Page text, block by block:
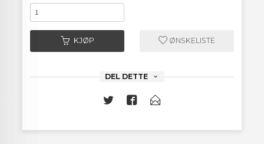
KJØP ØNSKELISTE
DEL DETTE